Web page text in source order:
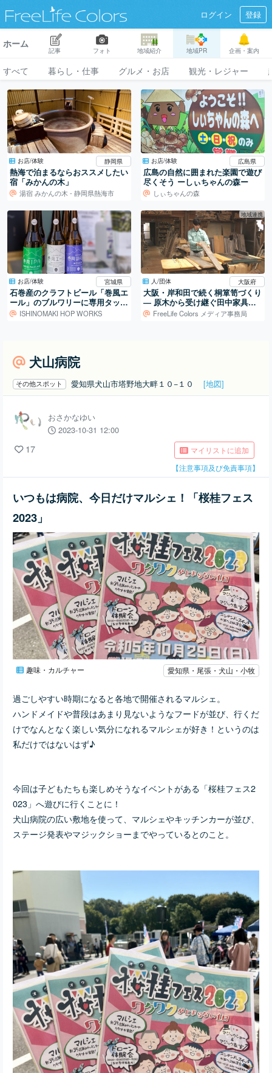
ログイン 登録
ホーム
記事 フォト 地域紹介 地域PR 企画・案内
すべて 暮らし・仕事 グルメ・お店 観光・レジャー
お店/体験 静岡県
熱海で泊まるならおススメしたい
宿「みかんの木」
湯宿 みかんの木 - 静岡県熱海市
お店/体験 広島県
広島の自然に囲まれた楽園で遊び
尽くそう ーしぃちゃんの森ー
しぃちゃんの森
お店/体験 宮城県
石巻産のクラフトビール「巻風エ
ール」のブルワリーに専用タップ
ルームが遂に完成しました！
ISHINOMAKI HOP WORKS
地域連携
人/団体 大阪府
大阪・岸和田で続く桐箪笥づくり
― 原木から受け継ぐ田中家具製
作所の仕事
FreeLife Colors メディア事務局
犬山病院
その他スポット 愛知県犬山市塔野地大畔１０−１０ [地図]
おさかなゆい
2023-10-31 12:00
17
マイリストに追加
【注意事項及び免責事項】
いつもは病院、今日だけマルシェ！「桜桂フェス
2023」
趣味・カルチャー 愛知県・尾張・犬山・小牧
過ごしやすい時期になると各地で開催されるマルシェ。
ハンドメイドや普段はあまり見ないようなフードが並び、行くだ
けでなんとなく楽しい気分になれるマルシェが好き！というのは
私だけではないはず♪
今回は子どもたちも楽しめそうなイベントがある「桜桂フェス2
023」へ遊びに行くことに！
犬山病院の広い敷地を使って、マルシェやキッチンカーが並び、
ステージ発表やマジックショーまでやっているとのこと。